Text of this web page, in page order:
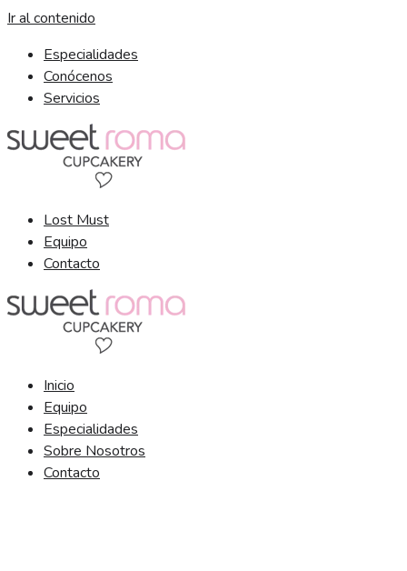
Ir al contenido
Especialidades
Conócenos
Servicios
Lost Must
Equipo
Contacto
Inicio
Equipo
Especialidades
Sobre Nosotros
Contacto